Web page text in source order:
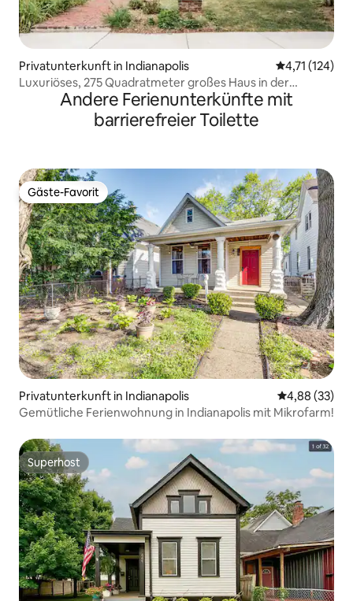
Privatunterkunft in Indianapolis
4,71 (124)
Luxuriöses, 275 Quadratmeter großes Haus in der
InnenstadtAndere Ferienunterkünfte mit
barrierefreier Toilette
Gäste-Favorit
Gäste-Favorit
Privatunterkunft in Indianapolis
4,88 (33)
Gemütliche Ferienwohnung in Indianapolis mit Mikrofarm!
Superhost
Superhost